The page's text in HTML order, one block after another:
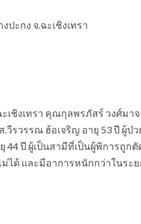
ปะกง จ.ฉะเชิงเทรา
ะเชิงเทรา คุณกุลพรภัสร์ วงศ์ม
รวรรณ ฮ้อเจริญ อายุ 53 ปี ผู้ป่
44 ปี ผู้เป็นสามีที่เป็นผู้พิการถูก
ได้ และมีอาการหนักกว่าในระ